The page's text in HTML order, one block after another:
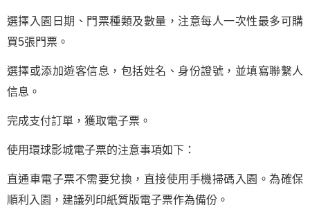
選擇入園日期、門票種類及數量，注意每人一次性最多可購
買5張門票。
選擇或添加遊客信息，包括姓名、身份證號，並填寫聯繫人
信息。
完成支付訂單，獲取電子票。
使用環球影城電子票的注意事項如下：
直通車電子票不需要兌換，直接使用手機掃碼入園。為確保
順利入園，建議列印紙質版電子票作為備份。